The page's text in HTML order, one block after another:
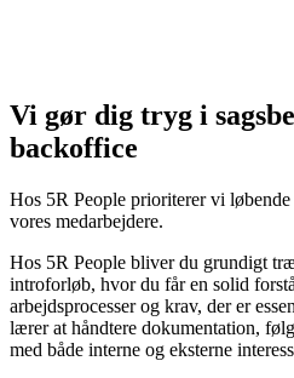
Vi gør dig tryg i
backoffice
Hos 5R People prioriterer vi
vores medarbejdere.
Hos 5R People bliver du grundigt
introforløb, hvor du får en solid
arbejdsprocesser og krav, der er
lærer at håndtere dokumentation,
med både interne og eksterne